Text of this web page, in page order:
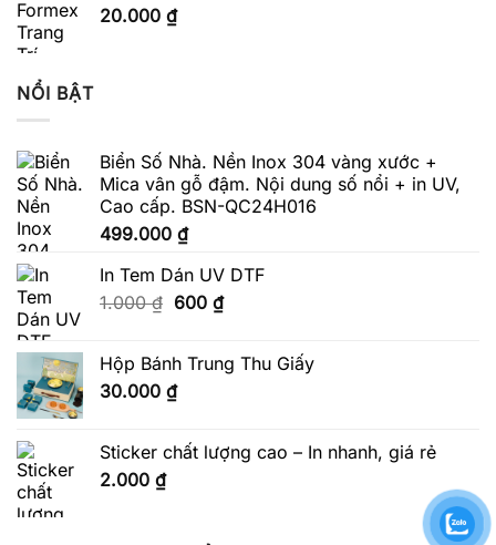
20.000 ₫
NỔI BẬT
Biển Số Nhà. Nền Inox 304 vàng xước +
Mica vân gỗ đậm. Nội dung số nổi + in UV,
Cao cấp. BSN-QC24H016
499.000 ₫
In Tem Dán UV DTF
1.000₫ Giá
1.000 ₫.
600 ₫Giá
là:
Hộp Bánh Trung Thu Giấy
30.000 ₫
Sticker chất lượng cao – In nhanh, giá rẻ
2.000 ₫